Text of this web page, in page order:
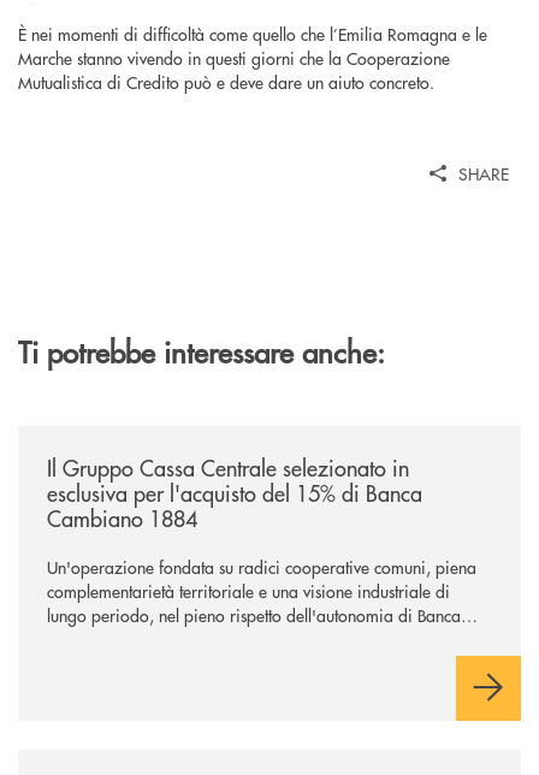
È nei momenti di difficoltà come quello che l’Emilia Romagna e le
Marche stanno vivendo in questi giorni che la Cooperazione
Mutualistica di Credito può e deve dare un aiuto concreto.
SHARE
Ti potrebbe interessare anche:
Il Gruppo Cassa Centrale selezionato in
esclusiva per l'acquisto del 15% di Banca
Cambiano 1884
Un'operazione fondata su radici cooperative comuni, piena
complementarietà territoriale e una visione industriale di
lungo periodo, nel pieno rispetto dell'autonomia di Banca
negoziazione esclusiva per la finalizzazione dell’operazione.